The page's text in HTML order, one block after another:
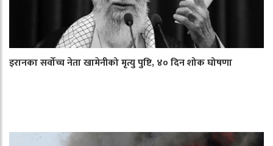
इरानका सर्वोच्च नेता खामेनीको मृत्यु पुष्टि, ४० दिन शोक घोषणा